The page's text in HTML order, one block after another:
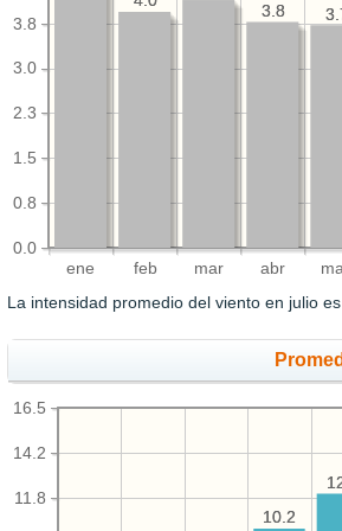
ene feb mar abr
0.0
0.8
1.5
2.3
3.0
3.8
3.8
3.8
La intensidad promedio del viento en julio
11.8
14.2
16.5
10.2
10.2